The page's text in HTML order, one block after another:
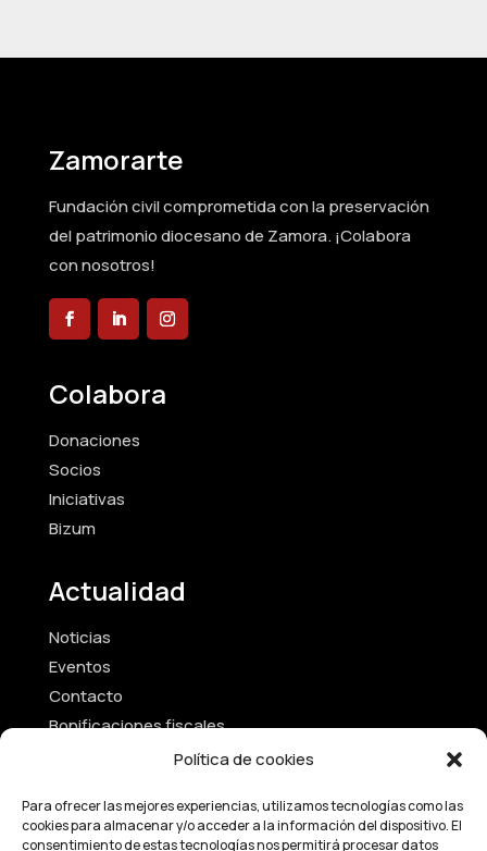
Política de cookies
Para ofrecer las mejores experiencias, utilizamos tecnologías como las
cookies para almacenar y/o acceder a la información del dispositivo. El
consentimiento de estas tecnologías nos permitirá procesar datos
Zamorarte
Fundación civil comprometida con la preservación
del patrimonio diocesano de Zamora. ¡Colabora
con nosotros!
Colabora
Donaciones
Socios
Iniciativas
Bizum
Actualidad
Noticias
Eventos
Contacto
Bonificaciones fiscales
Aviso Legal